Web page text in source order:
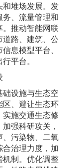
和堆场发展。发
务、流量管理和
。推动智能网联
道路、建筑、公
息模型平台、
平台。
设施与生态空
区、避让生态环
实施交通生态修
强科研攻关，
、污染物、二氧
合治理力度，加
机制。优化调整